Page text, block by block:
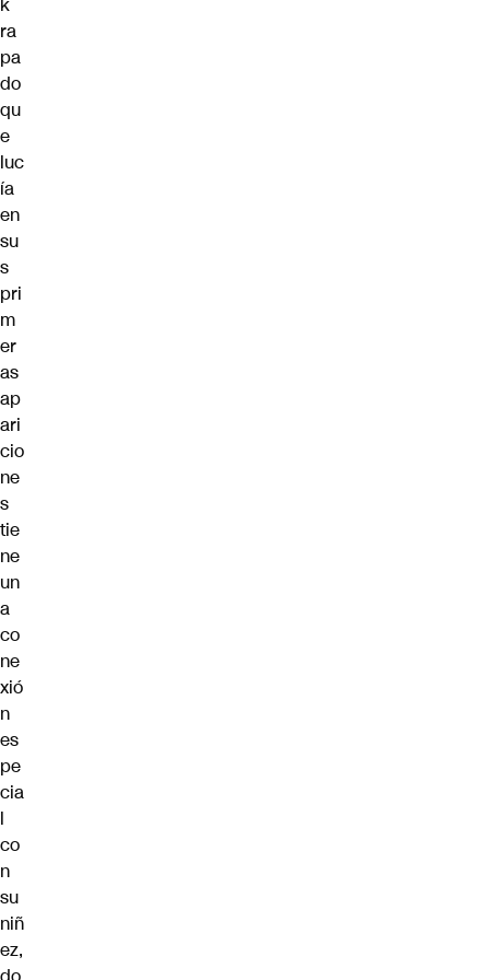
ra
pa
do
qu
e
luc
ía
en
su
s
pri
m
er
as
ap
ari
cio
ne
s
tie
ne
un
a
co
ne
xió
n
es
pe
cia
l
co
n
su
niñ
ez,